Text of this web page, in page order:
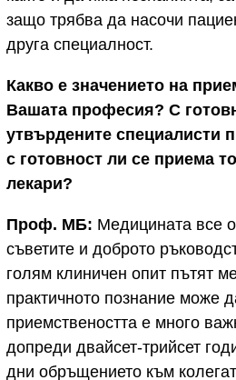
защо трябва да насочи
друга специалност.
Какво е значението на
Вашата професия? С
утвърдените специалисти
с готовност ли се приема
лекари?
Проф. МБ: Медицината все
съветите и доброто
голям клиничен опит пътят
практичното познание може
приемствеността е много
допреди двайсет-трийсет
дни обръщението към